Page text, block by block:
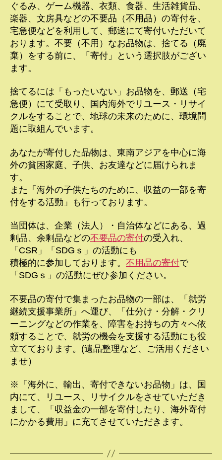
ぐるみ、ゲーム機器、衣類、食器、生活雑貨品、
楽器、文房具などの不要品（不用品）の寄付を、
宅急便などを利用して、郵送にて寄付いただいて
おります。不要（不用）なお品物は、捨てる（廃
棄）をする前に、「寄付」という選択肢がござい
ます。
捨てるには「もったいない」お品物を、郵送（宅
急便）にて受取り、国内海外でリユース・リサイ
クルをすることで、地球の未来のために、環境問
題に取組んでいます。
あなたが寄付した品物は、東南アジアを中心に海
外の貧困家庭、子供、お友達などに届けられま
す。
また「海外の子供たちのために、収益の一部を寄
付をする活動」も行っております。
当団体は、企業（法人）・自治体などにある、過
剰品、余剰品などの不要品の寄付の受入れ、
「CSR」「SDGｓ」の活動にも
積極的に参加しております。 不用品の寄付で
「SDGｓ」の活動にぜひ参加ください。
不要品の寄付で集まったお品物の一部は、「就労
継続支援事業所」へ運び、「仕分け・分解・クリ
ーニングなどの作業を、障害をお持ちの方々へ依
頼することで、就労の機会を支援する活動にも役
立てております。(遺品整理など、ご活用ください
ませ）
※「海外に、輸出、寄付できないお品物」は、国
内にて、リユース、リサイクルをさせていただき
まして、「収益金の一部を寄付したり、海外寄付
にかかる費用」に充てさせていただきます。